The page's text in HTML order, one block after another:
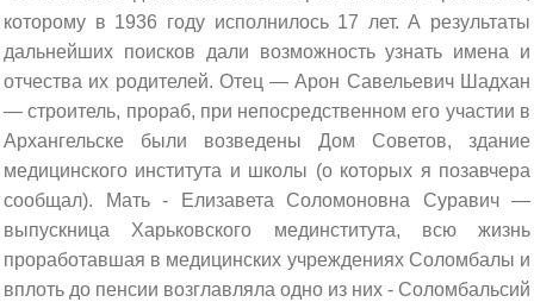
которому в 1936 году исполнилось 17 лет. А результаты
дальнейших поисков дали возможность узнать имена и
отчества их родителей. Отец — Арон Савельевич Шадхан
— строитель, прораб, при непосредственном его участии в
Архангельске были возведены Дом Советов, здание
медицинского института и школы (о которых я позавчера
сообщал). Мать - Елизавета Соломоновна Суравич —
выпускница Харьковского мединститута, всю жизнь
проработавшая в медицинских учреждениях Соломбалы и
вплоть до пенсии возглавляла одно из них - Соломбальсий